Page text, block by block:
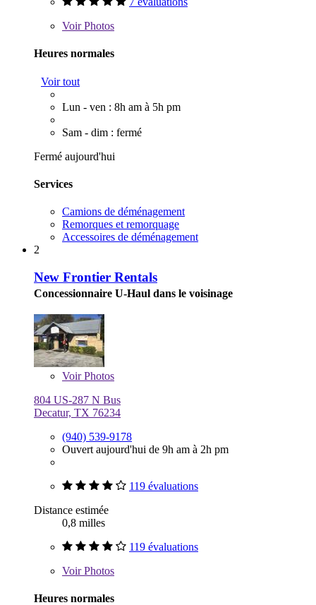
VoirPhotos
Heures normales
Voir tout
Lun - ven : 8h am à 5h pm
Sam - dim : fermé
Fermé aujourd'hui
Services
Camions de déménagement
Remorques et remorquage
Accessoires de déménagement
2
New Frontier Rentals
Concessionnaire U-Haul dans le voisinage
VoirPhotos
804 US-287 N Bus
Decatur, TX 76234
(940) 539-9178
Ouvert aujourd'hui de 9h am à 2h pm
119 évaluations
Distance estimée
0,8 milles
119 évaluations
VoirPhotos
Heures normales